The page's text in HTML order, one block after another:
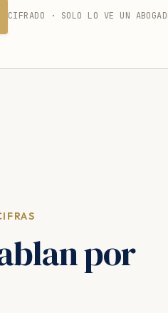
CIFRADO · SOLO LO VE UN
por